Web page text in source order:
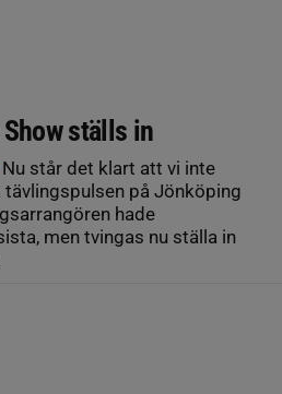
ställs in
Nu står det klart att vi inte
på Jönköping
hade
men tvingas nu ställa in